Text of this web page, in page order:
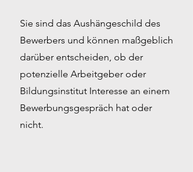
Sie sind das Aushängeschild des
Bewerbers und können maßgeblich
darüber entscheiden, ob der
potenzielle Arbeitgeber oder
Bildungsinstitut Interesse an einem
Bewerbungsgespräch hat oder
nicht.